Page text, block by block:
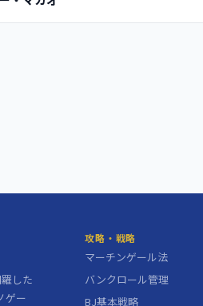
した
ゲー
攻略・戦略
マーチンゲール法
バンクロール管理
BJ基本戦略